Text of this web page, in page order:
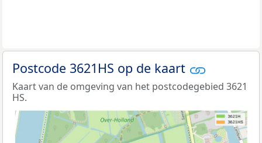
Postcode 3621HS op de kaart
Kaart van de omgeving van het postcodegebied 3621
HS.